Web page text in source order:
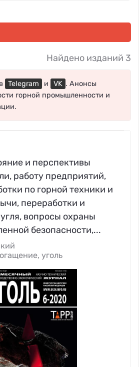
Найдено изданий 3
Telegram и VK . Анонсы
горной промышленности и
и перспективы
работу предприятий,
по горной техники и
переработки и
вопросы охраны
безопасности,...
уголь